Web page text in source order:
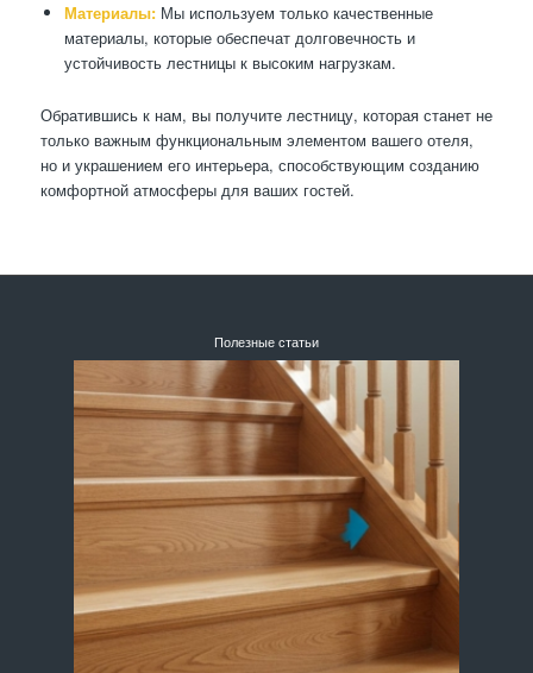
Материалы:Мы используем только качественные
материалы, которые обеспечат долговечность и
устойчивость лестницы к высоким нагрузкам.
Обратившись к нам, вы получите лестницу, которая станет не
только важным функциональным элементом вашего отеля,
но и украшением его интерьера, способствующим созданию
комфортной атмосферы для ваших гостей.
Полезные статьи